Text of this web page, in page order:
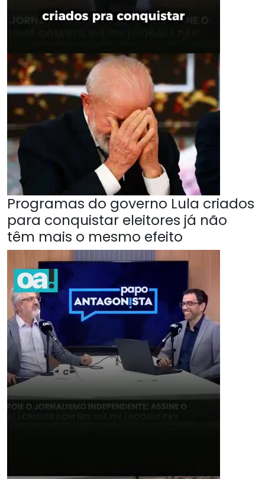
Programas do governo Lula criados
para conquistar eleitores já não
têm mais o mesmo efeito